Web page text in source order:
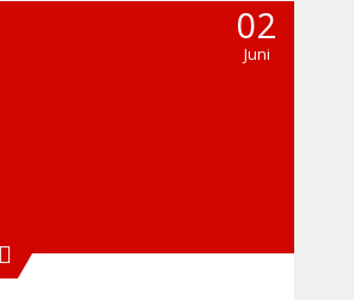
02
Juni